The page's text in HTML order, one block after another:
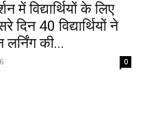
में विद्यार्थियों के लिए
40 विद्यार्थियों ने
की...
0